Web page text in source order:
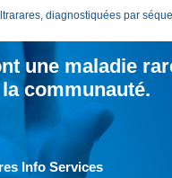
diagnostiquées par
une maladie
communauté.
Info Services